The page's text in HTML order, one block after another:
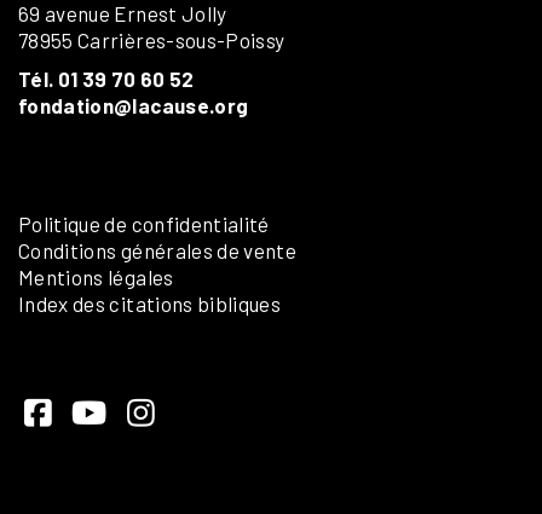
69 avenue Ernest Jolly
78955 Carrières-sous-Poissy
Tél. 01 39 70 60 52
fondation@lacause.org
Politique de confidentialité
Conditions générales de vente
Mentions légales
Index des citations bibliques